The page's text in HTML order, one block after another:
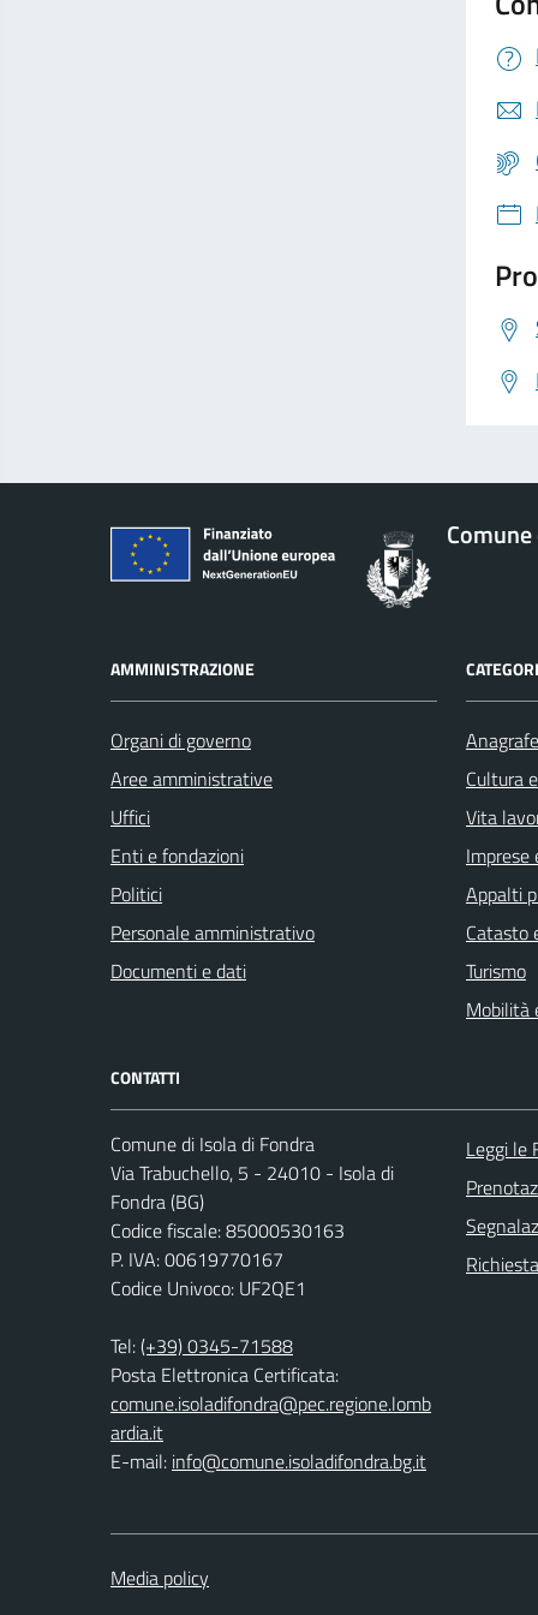
AMMINISTRAZIONE
Organi di governo
Aree amministrative
Uffici
Enti e fondazioni
Politici
Personale amministrativo
Documenti e dati
Cultura
Vita
Imprese
Appalti
Catasto
Turismo
Mobilità
CONTATTI
Comune di Isola di Fondra
Via Trabuchello, 5 - 24010 - Isola di
Fondra (BG)
Codice fiscale: 85000530163
P. IVA: 00619770167
Codice Univoco: UF2QE1
Tel:(+39) 0345-71588
Posta Elettronica Certificata:
comune.isoladifondra@pec.regione.lomb
ardia.it
E-mail: info@comune.isoladifondra.bg.it
Leggi le
Media policy